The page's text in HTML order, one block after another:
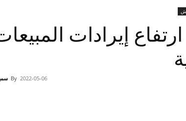
إيرادات
By 2022-05-06